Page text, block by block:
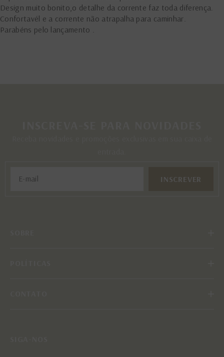
Design muito bonito,o detalhe da corrente faz toda diferença.
Confortavél e a corrente não atrapalha para caminhar.
Parabéns pelo lançamento .
INSCREVER